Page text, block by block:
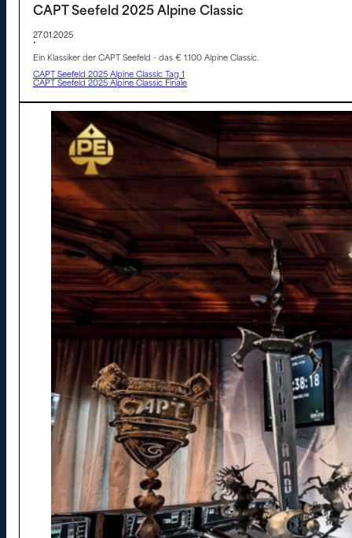
CAPT Seefeld 2025 Alpine Classic
27.01.2025
•
Ein Klassiker der CAPT Seefeld - das € 1.100 Alpine Classic.
CAPT Seefeld 2025 Alpine Classic Tag 1
CAPT Seefeld 2025 Alpine Classic Finale